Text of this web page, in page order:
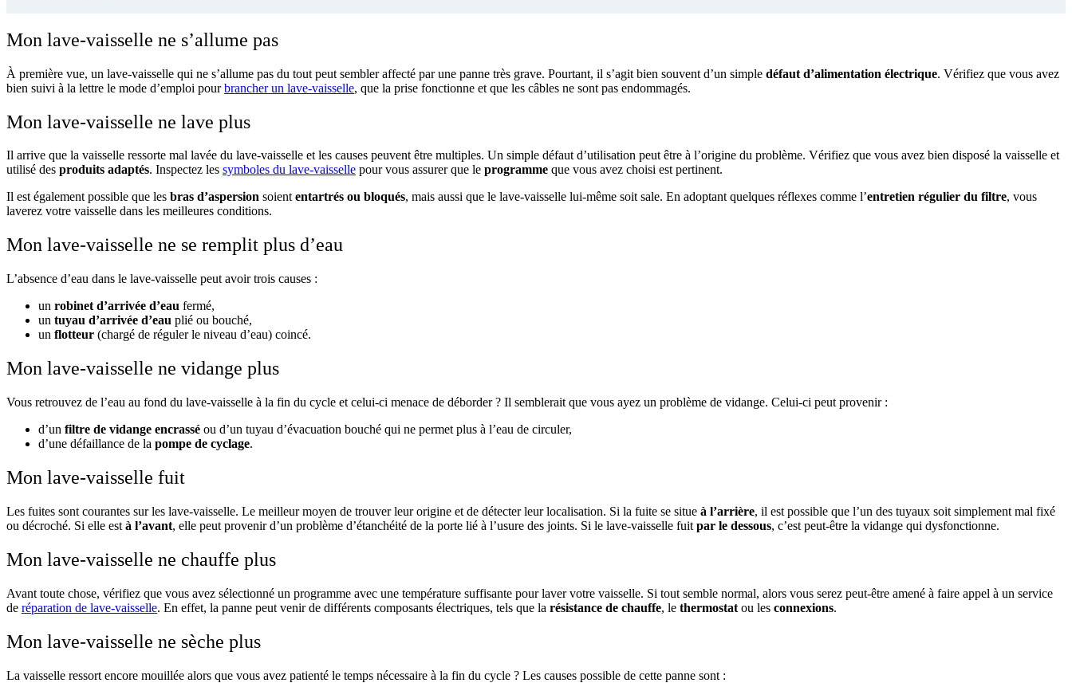
Mon lave-vaisselle ne s’allume pas
À première vue, un lave-vaisselle qui ne s’allume pas du tout peut sembler affecté par une panne très grave. Pourtant, il s’agit bien souvent d’un simple défaut d’alimentation électrique. Vérifiez que vous avez
bien suivi à la lettre le mode d’emploi pourbrancher un lave-vaisselle, que la prise fonctionne et que les câbles ne sont pas endommagés.
Mon lave-vaisselle ne lave plus
Il arrive que la vaisselle ressorte mal lavée du lave-vaisselle et les causes peuvent être multiples. Un simple défaut d’utilisation peut être à l’origine du problème. Vérifiez que vous avez bien disposé la vaisselle et
utilisé des produits adaptés. Inspectez les symboles du lave-vaisselle pour vous assurer que le programme que vous avez choisi est pertinent.
Il est également possible que les bras d’aspersion soiententartrés ou bloqués, mais aussi que le lave-vaisselle lui-même soit sale. En adoptant quelques réflexes comme l’entretien régulier du filtre, vous
laverez votre vaisselle dans les meilleures conditions.
Mon lave-vaisselle ne se remplit plus d’eau
L’absence d’eau dans le lave-vaisselle peut avoir trois causes :
un robinet d’arrivée d’eau fermé,
un tuyau d’arrivée d’eau plié ou bouché,
un flotteur (chargé de réguler le niveau d’eau) coincé.
Mon lave-vaisselle ne vidange plus
Vous retrouvez de l’eau au fond du lave-vaisselle à la fin du cycle et celui-ci menace de déborder ? Il semblerait que vous ayez un problème de vidange. Celui-ci peut provenir :
d’un filtre de vidange encrassé ou d’un tuyau d’évacuation bouché qui ne permet plus à l’eau de circuler,
d’une défaillance de la pompe de cyclage.
Mon lave-vaisselle fuit
Les fuites sont courantes sur les lave-vaisselle. Le meilleur moyen de trouver leur origine et de détecter leur localisation. Si la fuite se situe à l’arrière, il est possible que l’un des tuyaux soit simplement mal fixé
ou décroché. Si elle est à l’avant, elle peut provenir d’un problème d’étanchéité de la porte lié à l’usure des joints. Si le lave-vaisselle fuit par le dessous, c’est peut-être la vidange qui dysfonctionne.
Mon lave-vaisselle ne chauffe plus
Avant toute chose, vérifiez que vous avez sélectionné un programme avec une température suffisante pour laver votre vaisselle. Si tout semble normal, alors vous serez peut-être amené à faire appel à un service
de réparation de lave-vaisselle. En effet, la panne peut venir de différents composants électriques, tels que la résistance de chauffe, le thermostat ou les connexions.
Mon lave-vaisselle ne sèche plus
La vaisselle ressort encore mouillée alors que vous avez patienté le temps nécessaire à la fin du cycle ? Les causes possible de cette panne sont :